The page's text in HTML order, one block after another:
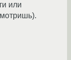
или